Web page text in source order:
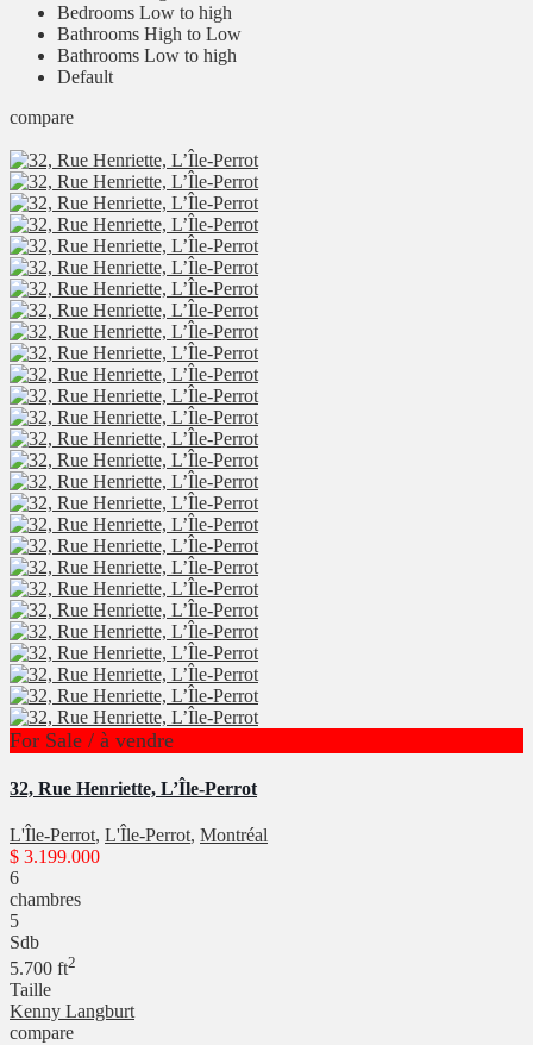
Bedrooms Low to high
Bathrooms High to Low
Bathrooms Low to high
Default
compare
For Sale / à vendre
32, Rue Henriette, L’Île-Perrot
L'Île-Perrot, L'Île-Perrot, Montréal
$ 3.199.000
6
chambres
5
Sdb
5.700 ft2
Taille
Kenny Langburt
compare